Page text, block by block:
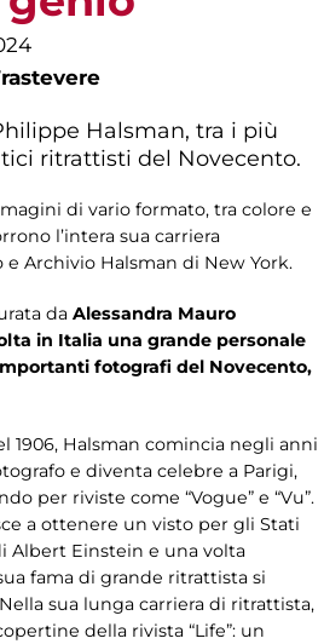
Halsman, tra i più
ritrattisti del Novecento.
di vario formato, tra colore e
l’intera sua carriera
e Archivio Halsman di New York.
da Alessandra Mauro
in Italia una grande personale
fotografi del Novecento,
1906, Halsman comincia negli anni
e diventa celebre a Parigi,
per riviste come “Vogue” e “Vu”.
a ottenere un visto per gli Stati
Albert Einstein e una volta
fama di grande ritrattista si
sua lunga carriera di ritrattista,
della rivista “Life”: un